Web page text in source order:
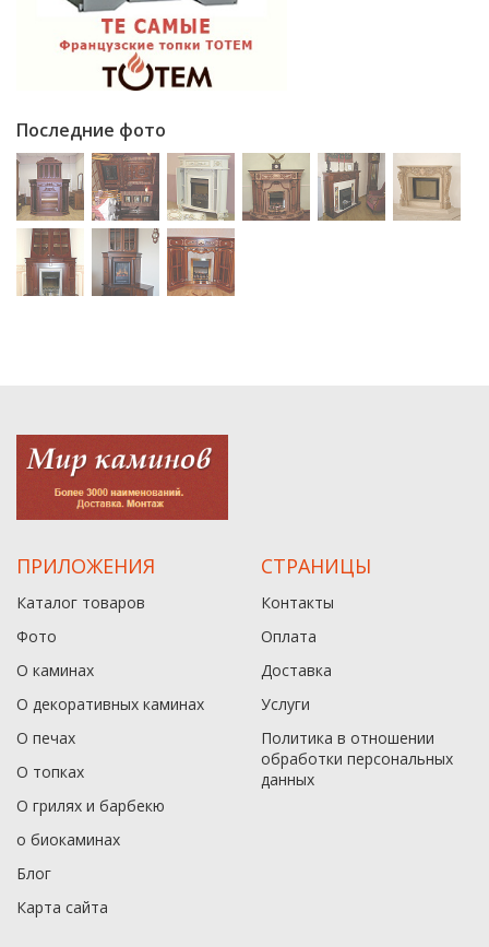
Последние фото
ПРИЛОЖЕНИЯ
Каталог товаров
Фото
О каминах
О декоративных каминах
О печах
О топках
О грилях и барбекю
о биокаминах
Блог
Карта сайта
СТРАНИЦЫ
Контакты
Оплата
Доставка
Услуги
Политика в отношении
обработки персональных
данныx